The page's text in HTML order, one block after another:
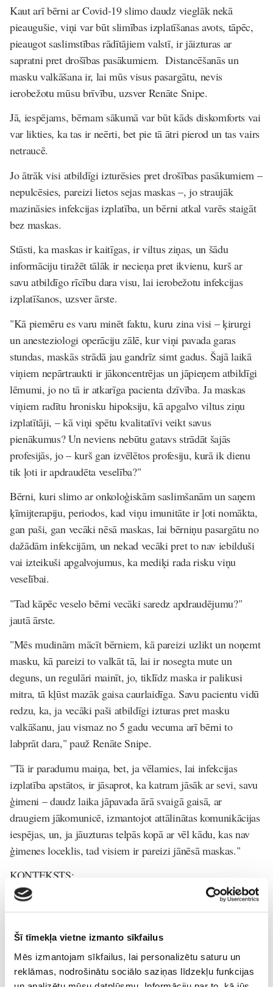
Šī tīmekļa vietne izmanto sīkfailus
Mēs izmantojam sīkfailus, lai personalizētu saturu un
reklāmas, nodrošinātu sociālo saziņas līdzekļu funkcijas
Kaut arī bērni ar Covid-19 slimo daudz vieglāk nekā
pieaugušie, viņi var būt slimības izplatīšanas avots, tāpēc,
pieaugot saslimstības rādītājiem valstī, ir jāizturas ar
sapratni pret drošības pasākumiem. Distancēšanās un
masku valkāšana ir, lai mūs visus pasargātu, nevis
ierobežotu mūsu brīvību, uzsver Renāte Snipe.
Jā, iespējams, bērnam sākumā var būt kāds diskomforts vai
var likties, ka tas ir neērti, bet pie tā ātri pierod un tas vairs
netraucē.
Jo ātrāk visi atbildīgi izturēsies pret drošības pasākumiem –
nepulcēsies, pareizi lietos sejas maskas –, jo straujāk
mazināsies infekcijas izplatība, un bērni atkal varēs staigāt
bez maskas.
Stāsti, ka maskas ir kaitīgas, ir viltus ziņas, un šādu
informāciju tiražēt tālāk ir necieņa pret ikvienu, kurš ar
savu atbildīgo rīcību dara visu, lai ierobežotu infekcijas
izplatīšanos, uzsver ārste.
"Kā piemēru es varu minēt faktu, kuru zina visi – ķirurgi
un anesteziologi operāciju zālē, kur viņi pavada garas
stundas, maskās strādā jau gandrīz simt gadus. Šajā laikā
viņiem nepārtraukti ir jākoncentrējas un jāpieņem atbildīgi
lēmumi, jo no tā ir atkarīga pacienta dzīvība. Ja maskas
viņiem radītu hronisku hipoksiju, kā apgalvo viltus ziņu
izplatītāji, – kā viņi spētu kvalitatīvi veikt savus
pienākumus? Un neviens nebūtu gatavs strādāt šajās
profesijās, jo – kurš gan izvēlētos profesiju, kurā ik dienu
tik ļoti ir apdraudēta veselība?"
Bērni, kuri slimo ar onkoloģiskām saslimšanām un saņem
ķīmijterapiju, periodos, kad viņu imunitāte ir ļoti nomākta,
gan paši, gan vecāki nēsā maskas, lai bērniņu pasargātu no
dažādām infekcijām, un nekad vecāki pret to nav iebilduši
vai izteikuši apgalvojumus, ka mediķi rada risku viņu
veselībai.
"Tad kāpēc veselo bērni vecāki saredz apdraudējumu?"
jautā ārste.
"Mēs mudinām mācīt bērniem, kā pareizi uzlikt un noņemt
masku, kā pareizi to valkāt tā, lai ir nosegta mute un
deguns, un regulāri mainīt, jo, tiklīdz maska ir palikusi
mitra, tā kļūst mazāk gaisa caurlaidīga. Savu pacientu vidū
redzu, ka, ja vecāki paši atbildīgi izturas pret masku
valkāšanu, jau vismaz no 5 gadu vecuma arī bērni to
labprāt dara," pauž Renāte Snipe.
"Tā ir paradumu maiņa, bet, ja vēlamies, lai infekcijas
izplatība apstātos, ir jāsaprot, ka katram jāsāk ar sevi, savu
ģimeni – daudz laika jāpavada ārā svaigā gaisā, ar
draugiem jākomunicē, izmantojot attālinātas komunikācijas
iespējas, un, ja jāuzturas telpās kopā ar vēl kādu, kas nav
ģimenes loceklis, tad visiem ir pareizi jānēsā maskas."
KONTEKSTS:
Covid-19 uzliesmojuma laikā pavasarī Latvijā
bija izsludināta ārkārtējā situācija jaunā koronavīrusa
ierobežošanai. Situācija vasarā bija stabila, bet septembra
ārkārtējo situāciju, kuras laikā bija
stingrāki ierobežojumi
Par spīti tam saslimstība ar Covid-19 nebeidza pieaugt.